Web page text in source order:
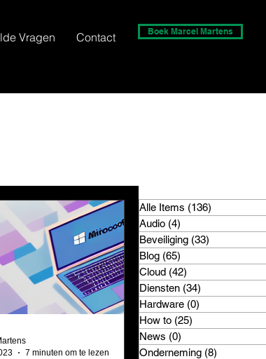
Vragen Contact Boek Marcel Martens
7 minuten om te lezen
Alle Items (136)
Audio (4)
Beveiliging (33)
Blog (65)
Cloud (42)
Diensten (34)
Hardware (0)
How to (25)
News (0)
Onderneming (8)